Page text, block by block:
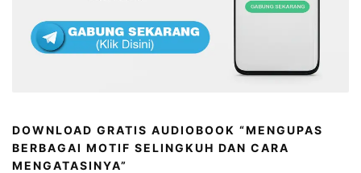
DOWNLOAD GRATIS AUDIOBOOK “MENGUPAS
BERBAGAI MOTIF SELINGKUH DAN CARA
MENGATASINYA”